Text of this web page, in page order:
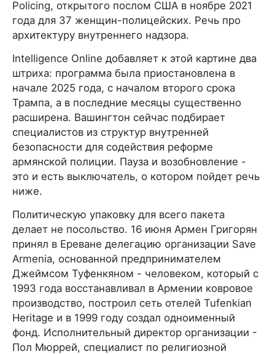
Policing, открытого послом США в ноябре 2021
года для 37 женщин-полицейских. Речь про
архитектуру внутреннего надзора.
Intelligence Online добавляет к этой картине два
штриха: программа была приостановлена в
начале 2025 года, с началом второго срока
Трампа, а в последние месяцы существенно
расширена. Вашингтон сейчас подбирает
специалистов из структур внутренней
безопасности для содействия реформе
армянской полиции. Пауза и возобновление -
это и есть выключатель, о котором пойдет речь
ниже.
Политическую упаковку для всего пакета
делает не посольство. 16 июня Армен Григорян
принял в Ереване делегацию организации Save
Armenia, основанной предпринимателем
Джеймсом Туфенкяном - человеком, который с
1993 года восстанавливал в Армении ковровое
производство, построил сеть отелей Tufenkian
Heritage и в 1999 году создал одноименный
фонд. Исполнительный директор организации -
Пол Мюррей, специалист по религиозной